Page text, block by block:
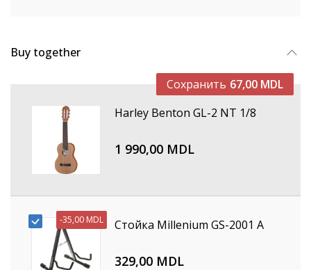
Buy together
Harley Benton GL-2 NT 1/8
1 990,00 MDL
-35,00 MDL Стойка Millenium GS-2001 A
329,00 MDL
Сохранить 67,00 MDL